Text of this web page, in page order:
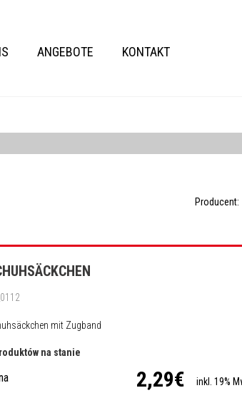
ANGEBOTE KONTAKT
Producent:
mit Zugband
na stanie
2,29€ inkl. 19%